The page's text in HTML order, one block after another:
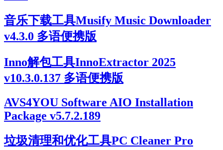
音乐下载工具Musify Music Downloader
v4.3.0 多语便携版
Inno解包工具InnoExtractor 2025
v10.3.0.137 多语便携版
AVS4YOU Software AIO Installation
Package v5.7.2.189
垃圾清理和优化工具PC Cleaner Pro